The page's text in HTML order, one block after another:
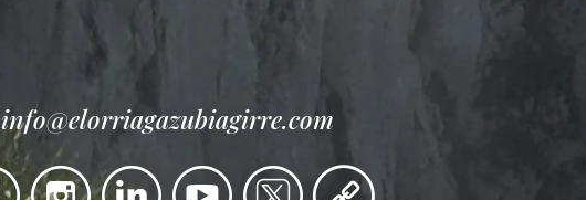
info@elorriagazubiagirre.com